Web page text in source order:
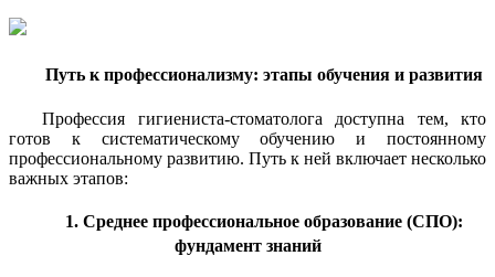
Путь к профессионализму: этапы обучения и развития
Профессия гигиениста-стоматолога доступна тем, кто
готов к систематическому обучению и постоянному
профессиональному развитию. Путь к ней включает несколько
важных этапов:
1. Среднее профессиональное образование (СПО):
фундамент знаний